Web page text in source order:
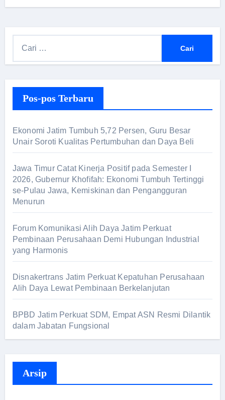
n
t
u
k
:
Pos-pos Terbaru
Ekonomi Jatim Tumbuh 5,72 Persen, Guru Besar
Unair Soroti Kualitas Pertumbuhan dan Daya Beli
Jawa Timur Catat Kinerja Positif pada Semester I
2026, Gubernur Khofifah: Ekonomi Tumbuh Tertinggi
se-Pulau Jawa, Kemiskinan dan Pengangguran
Menurun
Forum Komunikasi Alih Daya Jatim Perkuat
Pembinaan Perusahaan Demi Hubungan Industrial
yang Harmonis
Disnakertrans Jatim Perkuat Kepatuhan Perusahaan
Alih Daya Lewat Pembinaan Berkelanjutan
BPBD Jatim Perkuat SDM, Empat ASN Resmi Dilantik
dalam Jabatan Fungsional
Arsip